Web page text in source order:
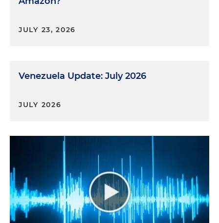
JULY 23, 2026
Venezuela Update: July 2026
JULY 2026